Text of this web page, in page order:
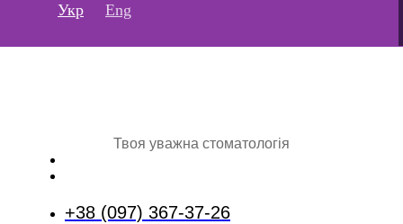
Укр Eng
Твоя уважна стоматологія
+38 (097) 367-37-26